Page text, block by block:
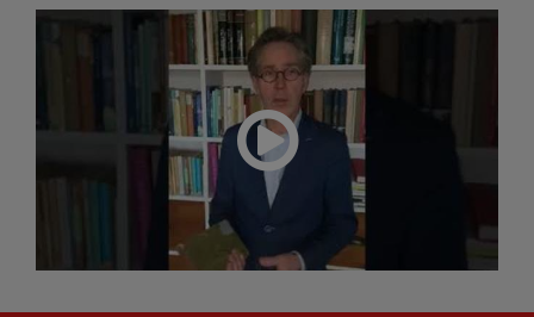
gedane gift. Op de video vertel ik iets over de hymnen van
Ambrosius.